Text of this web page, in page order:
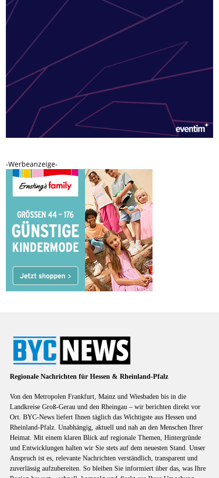
-Werbeanzeige-
Regionale Nachrichten für Hessen & Rheinland-Pfalz
Von den Metropolen Frankfurt, Mainz und Wiesbaden bis in die
Landkreise Groß-Gerau und den Rheingau – wir berichten direkt vor
Ort. BYC-News liefert Ihnen täglich das Wichtigste aus Hessen und
Rheinland-Pfalz. Unabhängig, aktuell und nah an den Menschen Ihrer
Heimat. Mit einem klaren Blick auf regionale Themen, Hintergründe
und Entwicklungen halten wir Sie stets auf dem neuesten Stand. Unser
Anspruch ist es, relevante Nachrichten verständlich, transparent und
zuverlässig aufzubereiten. So bleiben Sie informiert über das, was Ihre